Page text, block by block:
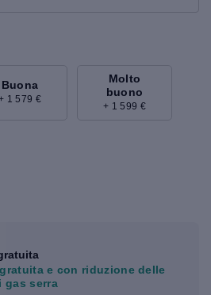
Buona
1 579 €
Molto
buono
+ 1 599 €
e con riduzione delle
gas serra